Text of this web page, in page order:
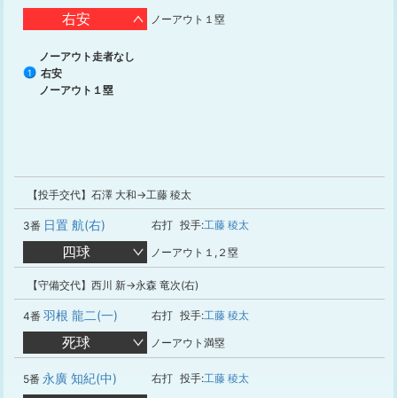
右安 ノーアウト１塁
ノーアウト走者なし
1
右安
ノーアウト１塁
【投手交代】石澤 大和→工藤 稜太
3番 日置 航(右) 右打 投手:工藤 稜太
四球 ノーアウト１,２塁
【守備交代】西川 新→永森 竜次(右)
4番 羽根 龍二(一) 右打 投手:工藤 稜太
死球 ノーアウト満塁
5番 永廣 知紀(中) 右打 投手:工藤 稜太